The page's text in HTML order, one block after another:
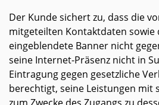
Der Kunde sichert zu, dass die
mitgeteilten Kontaktdaten
eingeblendete Banner nicht
seine Internet-Präsenz nicht in
Eintragung gegen gesetzliche
berechtigt, seine Leistungen mit